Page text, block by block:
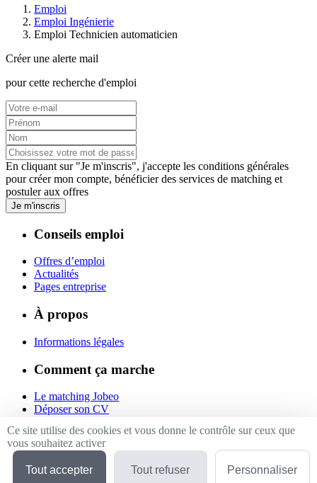
Emploi
Emploi Ingénierie
Emploi Technicien automaticien
Créer une alerte mail
pour cette recherche d'emploi
En cliquant sur "Je m'inscris", j'accepte les conditions générales
pour créer mon compte, bénéficier des services de matching et
postuler aux offres
Je m'inscris
Conseils emploi
Offres d’emploi
Actualités
Pages entreprise
À propos
Informations légales
Comment ça marche
Le matching Jobeo
Déposer son CV
Suivez-nous
Linkedin
Ce site utilise des cookies et vous donne le contrôle sur ceux que
vous souhaitez activer
Tout accepter Tout refuser Personnaliser